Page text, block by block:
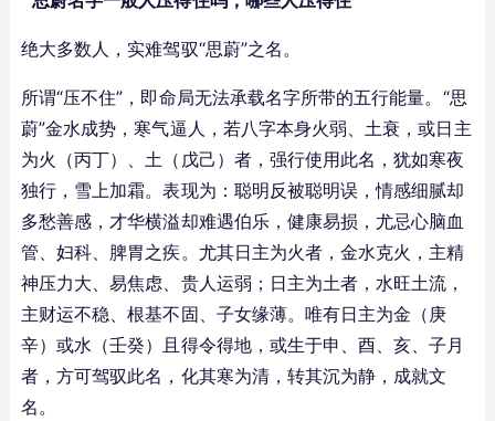
绝大多数人，实难驾驭“思蔚”之名。
所谓“压不住”，即命局无法承载名字所带的五行能量。“思
蔚”金水成势，寒气逼人，若八字本身火弱、土衰，或日主
为火（丙丁）、土（戊己）者，强行使用此名，犹如寒夜
独行，雪上加霜。表现为：聪明反被聪明误，情感细腻却
多愁善感，才华横溢却难遇伯乐，健康易损，尤忌心脑血
管、妇科、脾胃之疾。尤其日主为火者，金水克火，主精
神压力大、易焦虑、贵人运弱；日主为土者，水旺土流，
主财运不稳、根基不固、子女缘薄。唯有日主为金（庚
辛）或水（壬癸）且得令得地，或生于申、酉、亥、子月
者，方可驾驭此名，化其寒为清，转其沉为静，成就文
名。